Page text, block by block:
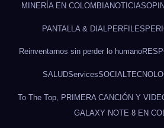
MINERÍA EN COLOMBIA NOTICIAS
PANTALLA & DIAL PERFILES
Reinventarnos sin perder lo humano
SALUDServicesSOCIAL
To The Top, PRIMERA CANCIÓN Y
GALAXY NOTE 8 EN